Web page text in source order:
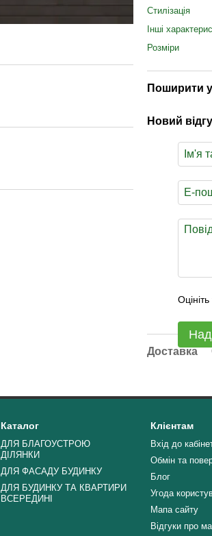
Стилізація
Iнші
Розміри
Поширити
Новий
Доставка
Каталог
ДЛЯ БЛАГОУСТРОЮ
ДІЛЯНКИ
ДЛЯ ФАСАДУ БУДИНКУ
ДЛЯ БУДИНКУ ТА КВАРТИРИ
ВСЕРЕДИНІ
Клієнтам
Вхід до
Обмін та
Блог
Угода
Мапа сайту
Відгуки про